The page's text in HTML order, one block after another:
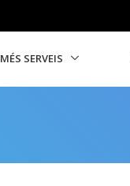
MÉS SERVEIS